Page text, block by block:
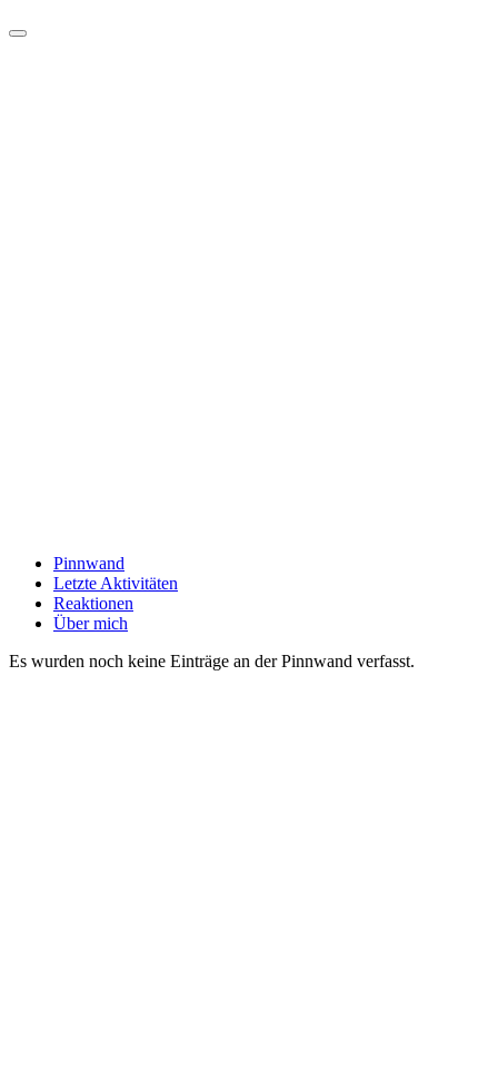
Pinnwand
Letzte Aktivitäten
Reaktionen
Über mich
Es wurden noch keine Einträge an der Pinnwand verfasst.